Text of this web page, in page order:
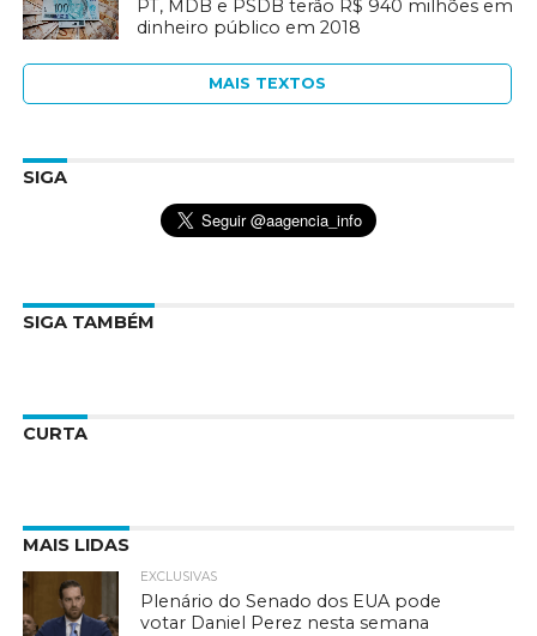
PT, MDB e PSDB terão R$ 940 milhões em
dinheiro público em 2018
MAIS TEXTOS
SIGA
SIGA TAMBÉM
CURTA
MAIS LIDAS
EXCLUSIVAS
Plenário do Senado dos EUA pode
votar Daniel Perez nesta semana